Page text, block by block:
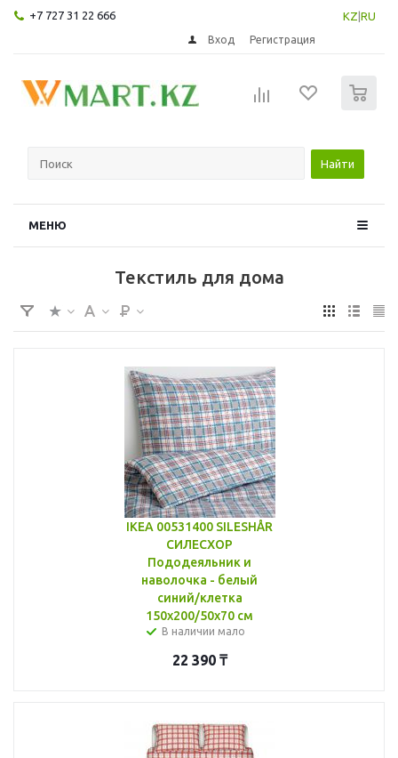
+7 727 31 22 666 KZ RU
Вход Регистрация
Найти
МЕНЮ
Текстиль для дома
IKEA 00531400 SILESHÅR
СИЛЕСХОР
Пододеяльник и
наволочка - белый
синий/клетка
150x200/50x70 см
В наличии мало
22 390₸